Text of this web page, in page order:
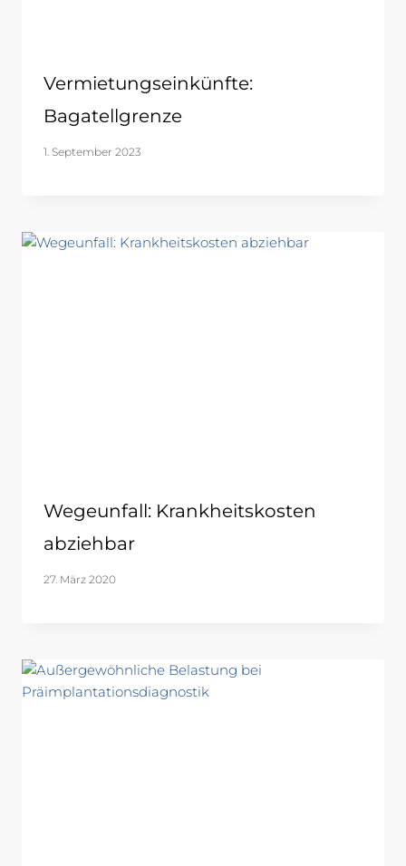
Vermietungseinkünfte:
Bagatellgrenze
1. September 2023
Wegeunfall: Krankheitskosten
abziehbar
27. März 2020